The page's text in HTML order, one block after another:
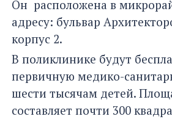
Он расположена в
адресу: бульвар
корпус 2.
В поликлинике будут
первичную медико-
шести тысячам детей.
составляет почти 300